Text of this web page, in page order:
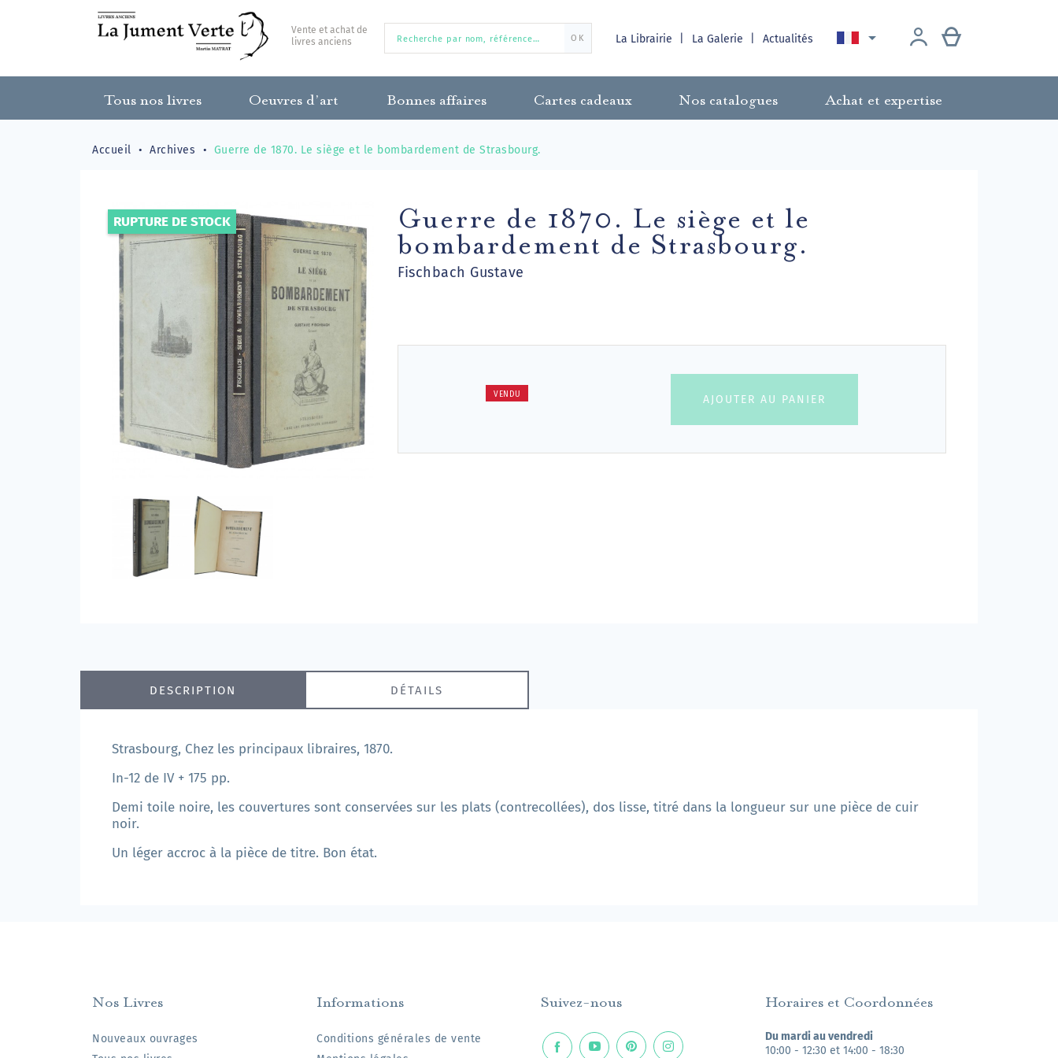
Vente et achat de
livres anciens
OK La Librairie La Galerie Actualités 
Tous nos livres Oeuvres d’art Bonnes affaires Cartes cadeaux Nos catalogues Achat et expertise
Accueil Archives Guerre de 1870. Le siège et le bombardement de Strasbourg.
RUPTURE DE STOCK Guerre de 1870. Le siège et le
bombardement de Strasbourg.
Fischbach Gustave
VENDU AJOUTER AU PANIER
DESCRIPTION DÉTAILS
Strasbourg, Chez les principaux libraires, 1870.
In-12 de IV + 175 pp.
Demi toile noire, les couvertures sont conservées sur les plats (contrecollées), dos lisse, titré dans la longueur sur une pièce de cuir
noir.
Un léger accroc à la pièce de titre. Bon état.
Nos Livres
Nouveaux ouvrages
Informations
Conditions générales de vente
Suivez-nous Horaires et Coordonnées
Du mardi au vendredi
10:00 - 12:30 et 14:00 - 18:30